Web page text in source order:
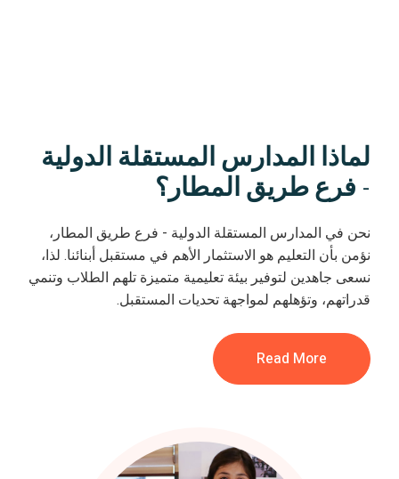
لماذا المدارس المستقلة الدولية
- فرع طريق المطار؟
نحن في المدارس المستقلة الدولية - فرع طريق المطار،
نؤمن بأن التعليم هو الاستثمار الأهم في مستقبل أبنائنا. لذا،
نسعى جاهدين لتوفير بيئة تعليمية متميزة تلهم الطلاب وتنمي
قدراتهم، وتؤهلهم لمواجهة تحديات المستقبل.
Read More